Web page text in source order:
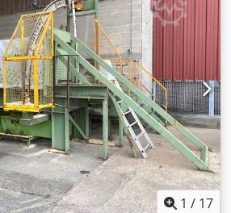
1 / 17